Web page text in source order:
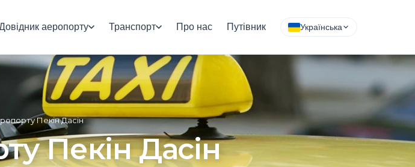
аеропорту Транспорт Про нас Путівник Українська
Пекін Дасін
Пекін Дасін